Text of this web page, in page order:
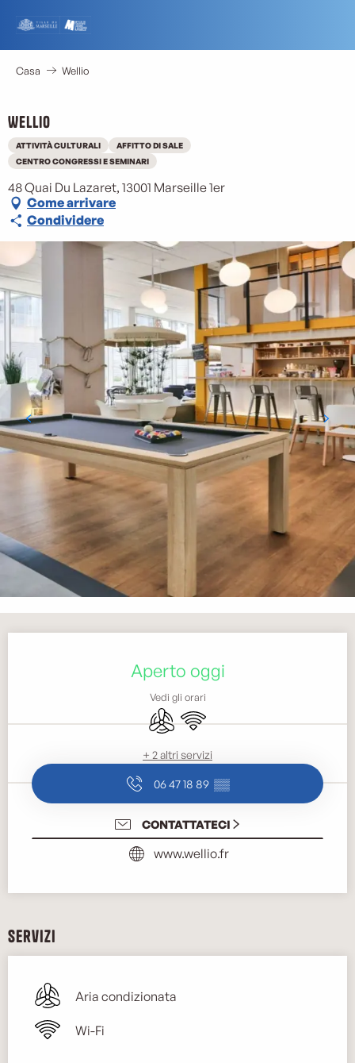
contenu
principal
Casa Wellio
Wellio
ATTIVITÀ CULTURALI
AFFITTO DI SALE
CENTRO CONGRESSI E SEMINARI
48 Quai Du Lazaret, 13001 Marseille 1er
Come arrivare
Condividere
Aperto oggi
Vedi gli orari
Aria condizionata
Wi-Fi
+ 2 altri servizi
06 47 18 89 ▒▒
CONTATTATECI
www.wellio.fr
Servizi
Aria condizionata
Wi-Fi